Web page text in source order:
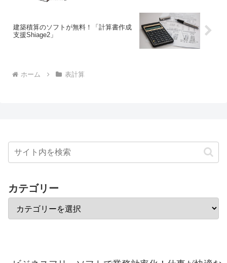
建築積算のソフトが無料！「計算書作成
支援Shiage2」
ホーム 表計算
カテゴリー